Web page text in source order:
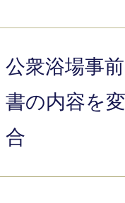
公衆浴場事
書の内容を
合